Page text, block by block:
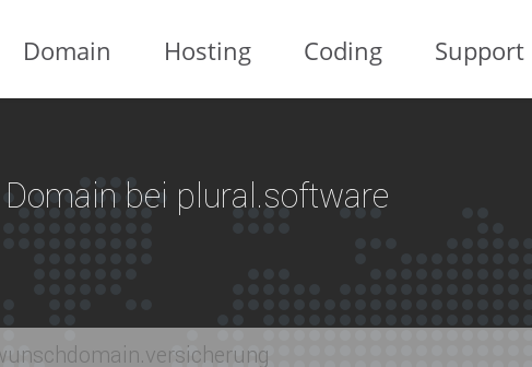
Domain Hosting Coding Support
bei plural.software